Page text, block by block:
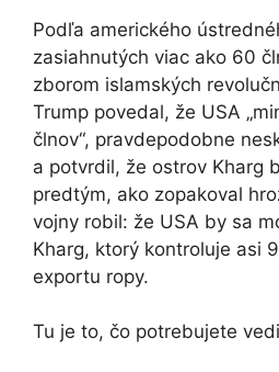
Podľa amerického
zasiahnutých viac ako 60
zborom islamských
Trump povedal, že USA
člnov“, pravdepodobne
a potvrdil, že ostrov Kharg
predtým, ako zopakoval
vojny robil: že USA by sa
Kharg, ktorý kontroluje asi
exportu ropy.
Tu je to, čo potrebujete